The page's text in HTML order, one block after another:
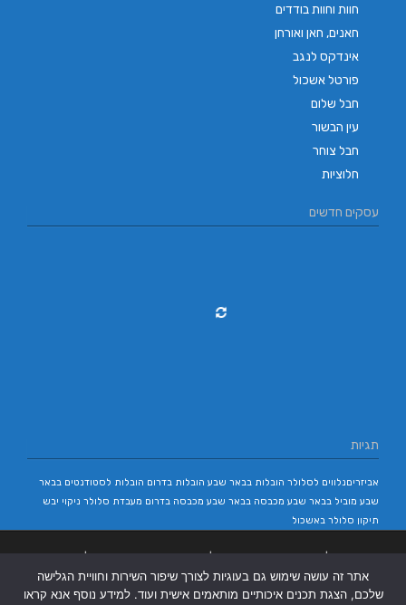
חוות וחוות בודדים
חאנים, חאן ואורחן
אינדקס לנגב
פורטל אשכול
חבל שלום
עין הבשור
חבל צוחר
חלוציות
עסקים חדשים
תגיות
אביזריםנלווים לסלולר הובלות בבאר שבע הובלות בדרום הובלות לסטודנטים בבאר
שבע מוביל בבאר שבע מכבסה בבאר שבע מכבסה בדרום מעבדת סלולר ניקוי יבש
תיקון סלולר באשכול
בבאר שבע |
אתר זה עושה שימוש גם בעוגיות לצורך שיפור השירות וחוויית הגלישה
שלכם, הצגת תכנים איכותיים מותאמים אישית ועוד. למידע נוסף אנא קראו